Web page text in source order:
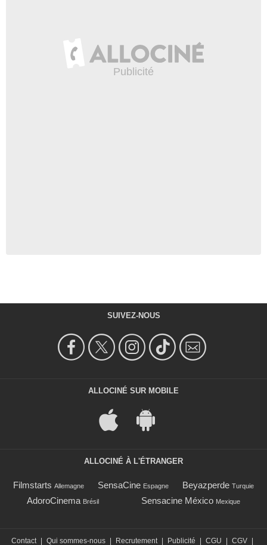
SUIVEZ-NOUS
ALLOCINÉ SUR MOBILE
ALLOCINÉ À L'ÉTRANGER
Filmstarts Allemagne SensaCine Espagne Beyazperde Turquie
AdoroCinema Brésil Sensacine México Mexique
Contact Qui sommes-nous Recrutement Publicité CGU CGV